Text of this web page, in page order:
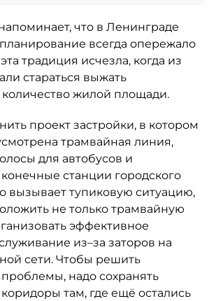
что в Ленинграде
всегда опережало
традиция исчезла, когда из
стараться выжать
жилой площади.
проект застройки, в котором
трамвайная линия,
для автобусов и
станции городского
вызывает тупиковую ситуацию,
не только трамвайную
эффективное
из–за заторов на
сети. Чтобы решить
надо сохранять
там, где ещё остались